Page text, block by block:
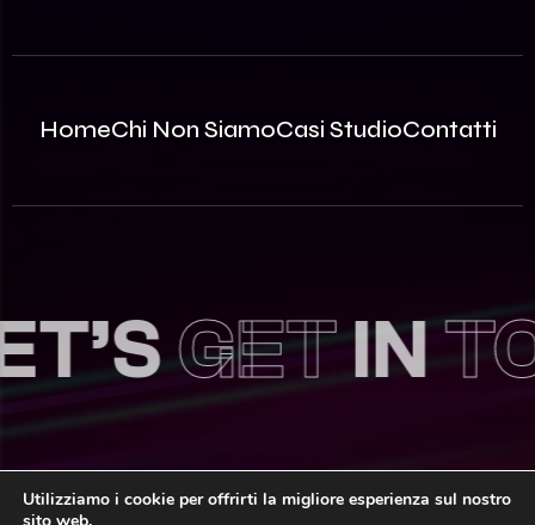
HomeChi Non SiamoCasi StudioContatti
GETIN
Utilizziamo i cookie per offrirti la migliore esperienza sul nostro